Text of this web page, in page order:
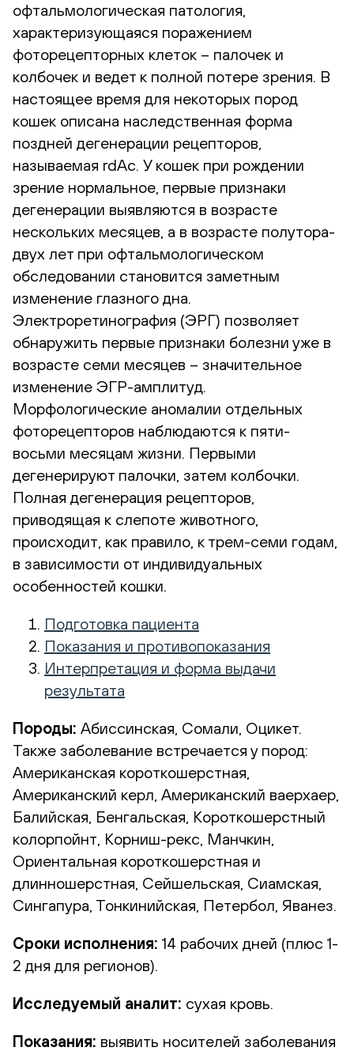
офтальмологическая патология,
характеризующаяся поражением
фоторецепторных клеток – палочек и
колбочек и ведет к полной потере зрения. В
настоящее время для некоторых пород
кошек описана наследственная форма
поздней дегенерации рецепторов,
называемая rdAc. У кошек при рождении
зрение нормальное, первые признаки
дегенерации выявляются в возрасте
нескольких месяцев, а в возрасте полутора-
двух лет при офтальмологическом
обследовании становится заметным
изменение глазного дна.
Электроретинография (ЭРГ) позволяет
обнаружить первые признаки болезни уже в
возрасте семи месяцев – значительное
изменение ЭГР-амплитуд.
Морфологические аномалии отдельных
фоторецепторов наблюдаются к пяти-
восьми месяцам жизни. Первыми
дегенерируют палочки, затем колбочки.
Полная дегенерация рецепторов,
приводящая к слепоте животного,
происходит, как правило, к трем-семи годам,
в зависимости от индивидуальных
особенностей кошки.
Подготовка пациента
Показания и противопоказания
Интерпретация и форма выдачи
результата
Породы: Абиссинская, Сомали, Оцикет.
Также заболевание встречается у пород:
Американская короткошерстная,
Американский керл, Американский ваерхаер,
Балийская, Бенгальская, Короткошерстный
колорпойнт, Корниш-рекс, Манчкин,
Ориентальная короткошерстная и
длинношерстная, Сейшельская, Сиамская,
Сингапура, Тонкинийская, Петербол, Яванез.
Сроки исполнения: 14 рабочих дней (плюс 1-
2 дня для регионов).
Исследуемый аналит: сухая кровь.
Показания: выявить носителей заболевания